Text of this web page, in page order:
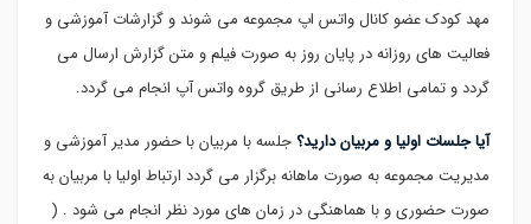
مهد کودک عضو کانال واتس اپ مجموعه می شوند و گزارشات آموزشی و
فعالیت های روزانه در پایان روز به صورت فیلم و متن گزارش ارسال می
گردد و تمامی اطلاع رسانی از طریق گروه واتس آپ انجام می گردد.
آیا جلسات اولیا و مربیان دارید؟ جلسه با مربیان با حضور مدیر آموزشی و
مدیریت مجموعه به صورت ماهانه برگزار می گردد ارتباط اولیا با مربیان به
صورت حضوری و با هماهنگی در زمان های مورد نظر انجام می شود . (